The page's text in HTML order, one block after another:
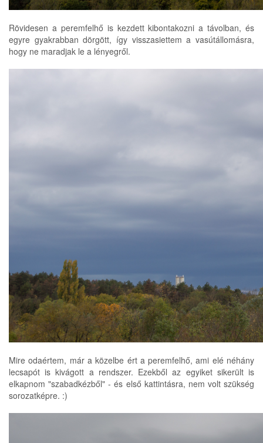
Rövidesen a peremfelhő is kezdett kibontakozni a távolban, és
egyre gyakrabban dörgött, így visszasiettem a vasútállomásra,
hogy ne maradjak le a lényegről.
Mire odaértem, már a közelbe ért a peremfelhő, ami elé néhány
lecsapót is kivágott a rendszer. Ezekből az egyiket sikerült is
elkapnom "szabadkézből" - és első kattintásra, nem volt szükség
sorozatképre. :)